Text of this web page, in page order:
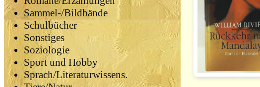
Sammel-/Bildbände
Schulbücher
Sonstiges
Soziologie
Sport und Hobby
Sprach/Literaturwissens.